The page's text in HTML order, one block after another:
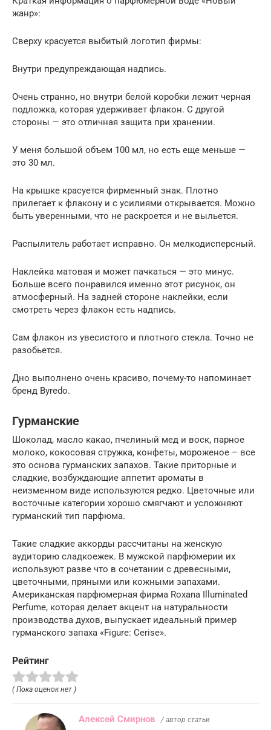
жанр»:
Сверху красуется выбитый логотип фирмы:
Внутри предупреждающая надпись.
Очень странно, но внутри белой коробки лежит черная
подложка, которая удерживает флакон. С другой
стороны — это отличная защита при хранении.
У меня большой объем 100 мл, но есть еще меньше —
это 30 мл.
На крышке красуется фирменный знак. Плотно
прилегает к флакону и с усилиями открывается. Можно
быть уверенными, что не раскроется и не выльется.
Распылитель работает исправно. Он мелкодисперсный.
Наклейка матовая и может пачкаться — это минус.
Больше всего понравился именно этот рисунок, он
атмосферный. На задней стороне наклейки, если
смотреть через флакон есть надпись.
Сам флакон из увесистого и плотного стекла. Точно не
разобьется.
Дно выполнено очень красиво, почему-то напоминает
бренд Byredo.
Гурманские
Шоколад, масло какао, пчелиный мед и воск, парное
молоко, кокосовая стружка, конфеты, мороженое – все
это основа гурманских запахов. Такие приторные и
сладкие, возбуждающие аппетит ароматы в
неизменном виде используются редко. Цветочные или
восточные категории хорошо смягчают и усложняют
гурманский тип парфюма.
Такие сладкие аккорды рассчитаны на женскую
аудиторию сладкоежек. В мужской парфюмерии их
используют разве что в сочетании с древесными,
цветочными, пряными или кожными запахами.
Американская парфюмерная фирма Roxana Illuminated
Perfume, которая делает акцент на натуральности
производства духов, выпускает идеальный пример
гурманского запаха «Figure: Cerise».
Рейтинг
( Пока оценок нет )
Алексей Смирнов / автор статьи